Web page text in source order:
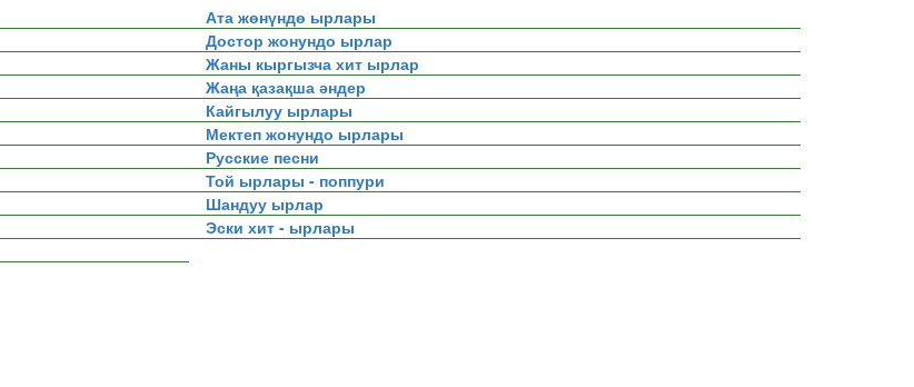
Ата жөнүндө ырлары
Достор жонундо ырлар
Жаны кыргызча хит ырлар
Жаңа қазақша әндер
Кайгылуу ырлары
Мектеп жонундо ырлары
Русские песни
Той ырлары - поппури
Шандуу ырлар
Эски хит - ырлары